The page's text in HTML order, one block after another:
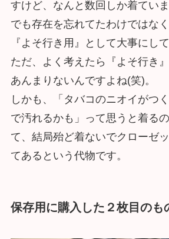
すけど、なんと数回しか着ていま
でも存在を忘れてたわけではな
『よそ行き用』として大事にし
ただ、よく考えたら『よそ行き
あんまりないんですよね(笑)。
しかも、「タバコのニオイがつ
で汚れるかも」って思うと着る
て、結局殆ど着ないでクローゼ
てあるという代物です。
保存用に購入した２枚目のも